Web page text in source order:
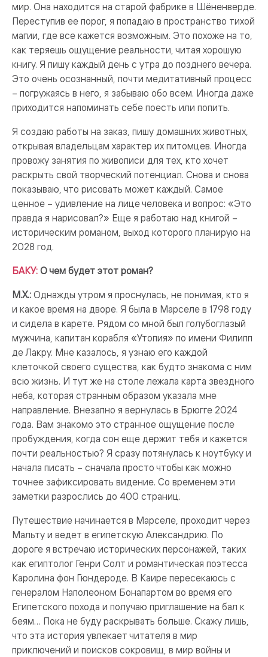
мир. Она находится на старой фабрике в Шёненверде.
Переступив ее порог, я попадаю в пространство тихой
магии, где все кажется возможным. Это похоже на то,
как теряешь ощущение реальности, читая хорошую
книгу. Я пишу каждый день с утра до позднего вечера.
Это очень осознанный, почти медитативный процесс
– погружаясь в него, я забываю обо всем. Иногда даже
приходится напоминать себе поесть или попить.
Я создаю работы на заказ, пишу домашних животных,
открывая владельцам характер их питомцев. Иногда
провожу занятия по живописи для тех, кто хочет
раскрыть свой творческий потенциал. Снова и снова
показываю, что рисовать может каждый. Самое
ценное – удивление на лице человека и вопрос: «Это
правда я нарисовал?» Еще я работаю над книгой –
историческим романом, выход которого планирую на
2028 год.
БАКУ: О чем будет этот роман?
М.Х.: Однажды утром я проснулась, не понимая, кто я
и какое время на дворе. Я была в Марселе в 1798 году
и сидела в карете. Рядом со мной был голубоглазый
мужчина, капитан корабля «Утопия» по имени Филипп
де Лакру. Мне казалось, я узнаю его каждой
клеточкой своего существа, как будто знакома с ним
всю жизнь. И тут же на столе лежала карта звездного
неба, которая странным образом указала мне
направление. Внезапно я вернулась в Брюгге 2024
года. Вам знакомо это странное ощущение после
пробуждения, когда сон еще держит тебя и кажется
почти реальностью? Я сразу потянулась к ноутбуку и
начала писать – сначала просто чтобы как можно
точнее зафиксировать видение. Со временем эти
заметки разрослись до 400 страниц.
Путешествие начинается в Марселе, проходит через
Мальту и ведет в египетскую Александрию. По
дороге я встречаю исторических персонажей, таких
как египтолог Генри Солт и романтическая поэтесса
Каролина фон Гюндероде. В Каире пересекаюсь с
генералом Наполеоном Бонапартом во время его
Египетского похода и получаю приглашение на бал к
беям… Пока не буду раскрывать больше. Скажу лишь,
что эта история увлекает читателя в мир
приключений и поисков сокровищ, в мир войны и